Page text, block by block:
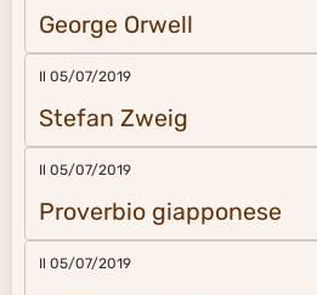
George Orwell
Il 05/07/2019
Stefan Zweig
Il 05/07/2019
Proverbio giapponese
Il 05/07/2019